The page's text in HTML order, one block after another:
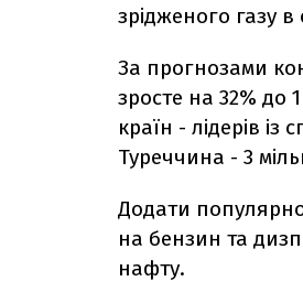
зрідженого газу в
За прогнозами
зросте на 32% до
країн - лідерів
Туреччина - 3
Додати
на бензин та
нафту.